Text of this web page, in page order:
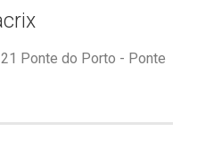
Ponte do Porto - Ponte